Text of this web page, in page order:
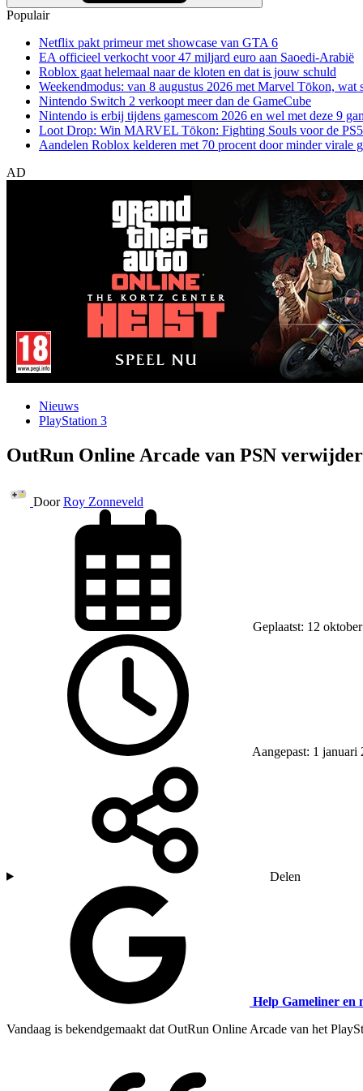
Populair
Netflix pakt primeur met showcase van GTA 6
EA officieel verkocht voor 47 miljard euro aan Saoedi-Arabië
Roblox gaat helemaal naar de kloten en dat is jouw schuld
Weekendmodus: van 8 augustus 2026 met Marvel Tōkon, wat
Nintendo Switch 2 verkoopt meer dan de GameCube
Nintendo is erbij tijdens gamescom 2026 en wel met deze 9
Loot Drop: Win MARVEL Tōkon: Fighting Souls voor de PS5
Aandelen Roblox kelderen met 70 procent door minder virale
AD
Nieuws
PlayStation 3
OutRun Online Arcade van PSN
Door Roy Zonneveld
Geplaatst: 12
Aangepast: 1 januari
Delen
Help Gameliner en
Vandaag is bekendgemaakt dat OutRun Online Arcade van het